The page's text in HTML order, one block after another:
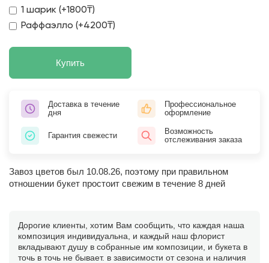
1 шарик (+1800₸)
Раффаэлло (+4200₸)
Купить
Доставка в течение
дня
Профессиональное
оформление
Гарантия свежести
Возможность
отслеживания заказа
Завоз цветов был 10.08.26, поэтому при правильном
отношении букет простоит свежим в течение 8 дней
Дорогие клиенты, хотим Вам сообщить, что каждая наша
композиция индивидуальна, и каждый наш флорист
вкладывают душу в собранные им композиции, и букета в
точь в точь не бывает. в зависимости от сезона и наличия